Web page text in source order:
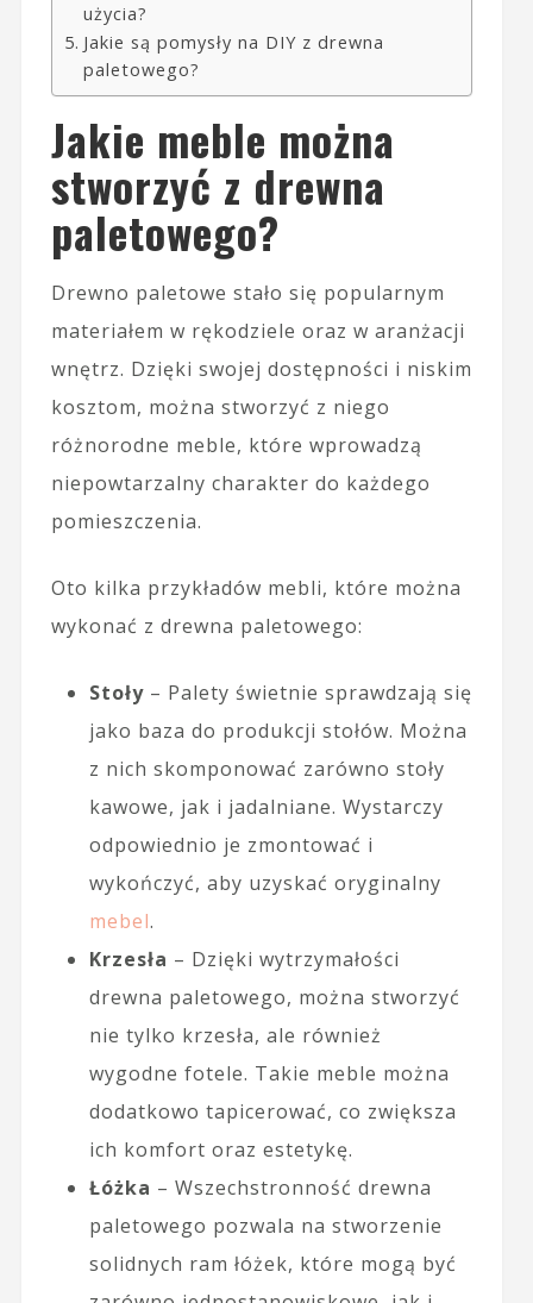
użycia?
Jakie są pomysły na DIY z drewna
paletowego?
Jakie meble można
stworzyć z drewna
paletowego?
Drewno paletowe stało się popularnym
materiałem w rękodziele oraz w aranżacji
wnętrz. Dzięki swojej dostępności i niskim
kosztom, można stworzyć z niego
różnorodne meble, które wprowadzą
niepowtarzalny charakter do każdego
pomieszczenia.
Oto kilka przykładów mebli, które można
wykonać z drewna paletowego:
Stoły– Palety świetnie sprawdzają się
jako baza do produkcji stołów. Można
z nich skomponować zarówno stoły
kawowe, jak i jadalniane. Wystarczy
odpowiednio je zmontować i
wykończyć, aby uzyskać oryginalny
mebel.
Krzesła – Dzięki wytrzymałości
drewna paletowego, można stworzyć
nie tylko krzesła, ale również
wygodne fotele. Takie meble można
dodatkowo tapicerować, co zwiększa
ich komfort oraz estetykę.
Łóżka – Wszechstronność drewna
paletowego pozwala na stworzenie
solidnych ram łóżek, które mogą być